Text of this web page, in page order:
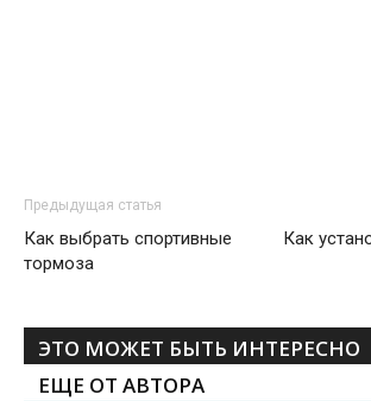
Предыдущая статья
Как выбрать спортивные
тормоза
Как
ЭТО МОЖЕТ БЫТЬ ИНТЕРЕСНО
ЕЩЕ ОТ АВТОРА